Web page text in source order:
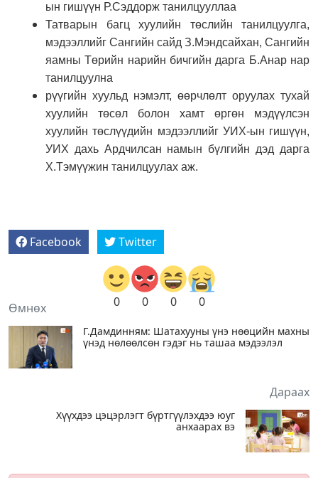
ын гишүүн Р.Сэддорж танилцууллаа
Татварын багц хуулийн төслийн танилцуулга,
мэдээллийг Сангийн сайд З.Мэндсайхан, Сангийн
яамны Төрийн нарийн бичгийн дарга Б.Анар нар
танилцуулна
рүүгийн хуульд нэмэлт, өөрчлөлт оруулах тухай
хуулийн төсөл болон хамт өргөн мэдүүлсэн
хуулийн төслүүдийн мэдээллийг УИХ-ын гишүүн,
УИХ дахь Ардчилсан намын бүлгийн дэд дарга
Х.Тэмүүжин танилцуулах аж.
Facebook Twitter
0 0 0 0
Өмнөх
Г.Дамдинням: Шатахууны үнэ нөөцийн махны
үнэд нөлөөлсөн гэдэг нь ташаа мэдээлэл
Дараах
Хүүхдээ цэцэрлэгт бүртгүүлэхдээ юуг
анхаарах вэ